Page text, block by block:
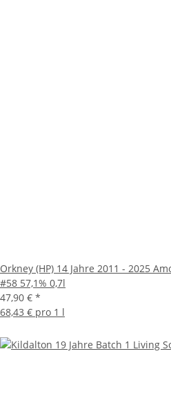
Orkney (HP) 14 Jahre 2011 - 2025
#58 57,1% 0,7l
47,90 € *
68,43 € pro 1 l